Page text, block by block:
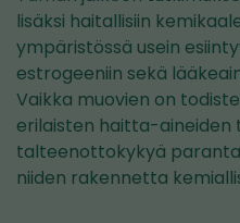
lisäksi haitallisiin
ympäristössä usein
estrogeeniin sekä
Vaikka muovien on
erilaisten haitta-aineiden
talteenottokykyä
niiden rakennetta